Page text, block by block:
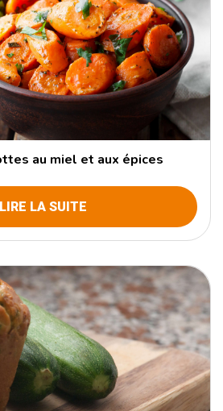
au miel et aux épices
LIRE LA SUITE